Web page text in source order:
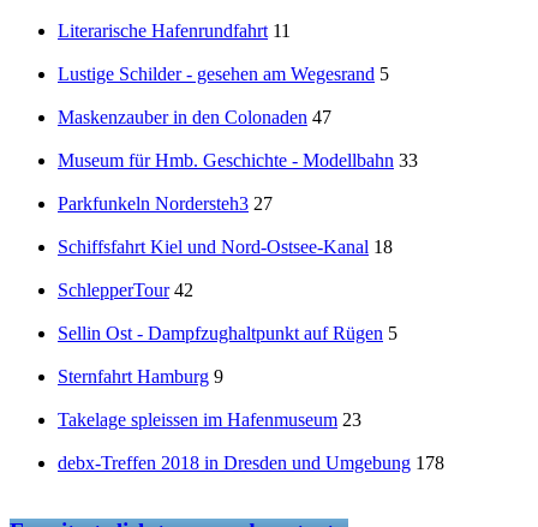
Literarische Hafenrundfahrt 11
Lustige Schilder - gesehen am Wegesrand 5
Maskenzauber in den Colonaden 47
Museum für Hmb. Geschichte - Modellbahn 33
Parkfunkeln Nordersteh3 27
Schiffsfahrt Kiel und Nord-Ostsee-Kanal 18
SchlepperTour 42
Sellin Ost - Dampfzughaltpunkt auf Rügen 5
Sternfahrt Hamburg 9
Takelage spleissen im Hafenmuseum 23
debx-Treffen 2018 in Dresden und Umgebung 178